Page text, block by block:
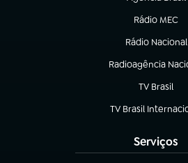
Rádio MEC
(abre em
Rádio Nacional
Radioagência
(abre em nova
TV Brasil
(abre em
TV Brasil
(abre em nova
Serviços